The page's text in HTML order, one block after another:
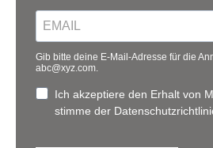
Gib bitte deine E-Mail-Adresse für die
abc@xyz.com.
Ich akzeptiere den Erhalt von
stimme der